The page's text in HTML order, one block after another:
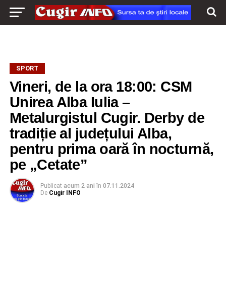
SPORT
Vineri, de la ora 18:00: CSM
Unirea Alba Iulia –
Metalurgistul Cugir. Derby de
tradiție al județului Alba,
pentru prima oară în nocturnă,
pe „Cetate”
Publicat acum 2 ani în 07.11.2024
De Cugir INFO